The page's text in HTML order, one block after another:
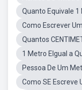
Quanto Equivale 1
Como Escrever
Quantos
1 Metro EIgual a
Pessoa De Um
Como SE Escreve